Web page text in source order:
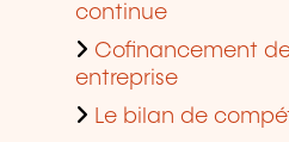
continue
Cofinancement
entreprise
Le bilan de